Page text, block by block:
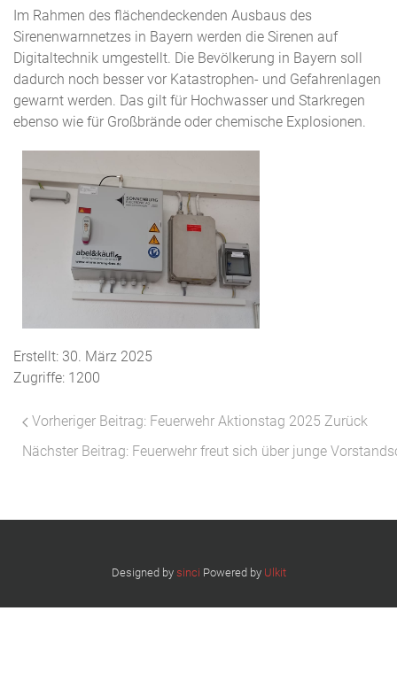
Im Rahmen des flächendeckenden Ausbaus des
Sirenenwarnnetzes in Bayern werden die Sirenen auf
Digitaltechnik umgestellt. Die Bevölkerung in Bayern soll
dadurch noch besser vor Katastrophen- und Gefahrenlagen
gewarnt werden. Das gilt für Hochwasser und Starkregen
ebenso wie für Großbrände oder chemische Explosionen.
Erstellt: 30. März 2025
Zugriffe: 1200
Vorheriger Beitrag: Feuerwehr Aktionstag 2025 Zurück
Nächster Beitrag: Feuerwehr freut sich über junge
Designed by sinci Powered by Ulkit